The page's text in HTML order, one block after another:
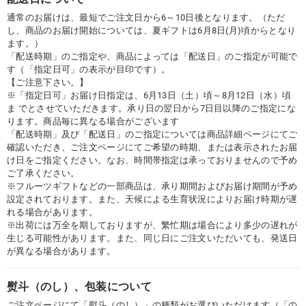
通常のお届けは、最短でご注文日から6～10日後となります。（ただ
し、商品のお届け開始については、夏ギフトは6月8日(月)頃からとなり
ます。）
「配送時期」のご指定や、商品によっては「配送日」のご指定が可能で
す（「指定日可」の表示が目印です）。
【ご注意下さい。】
※「指定日可」お届け日指定は、6月13日（土）頃～8月12日（水）頃
ま でとさせていただきます。承り日の翌日から7日目以降のご指定にな
ります。商品毎に異なる場合がございます
「配送時期」及び「配送日」のご指定については商品詳細ページにてご
確認いただき、ご注文ページにてご希望の時期、または表示されたお届
け日をご指定ください。なお、時間帯指定は承っておりませんので予め
ご了承ください。
※フルーツギフトなどの一部商品は、承り期間およびお届け期間が予め
設定されております。また、天候による生育状況によりお届け時期が遅
れる場合があります。
※出荷には万全を期しておりますが、繁忙期は場合により多少の遅れが
生じる可能性があります。また、同じ日にご注文いただいても、発送日
が異なる場合があります。
熨斗（のし）、包装について